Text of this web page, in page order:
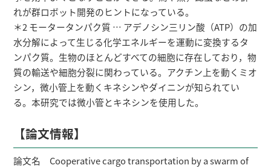
れが群ロボット開発のヒントになっている。
＊2 モータータンパク質 … アデノシン三リン酸（ATP）の加
水分解によって生じる化学エネルギーを運動に変換するタ
ンパク質。生物のほとんどすべての細胞に存在しており，物
質の輸送や細胞分裂に関わっている。アクチン上を動くミオ
シン，微小管上を動くキネシンやダイニンが知られてい
る。本研究では微小管とキネシンを使用した。
【論文情報】
論文名 Cooperative cargo transportation by a swarm of